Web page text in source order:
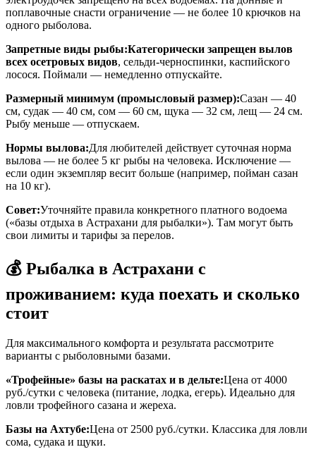
поплавочные снасти ограничение — не более 10 крючков на
одного рыболова.
Запретные виды рыбы:Категорически запрещен вылов
всех осетровых видов, сельди-черноспинки, каспийского
лосося. Поймали — немедленно отпускайте.
Размерный минимум (промысловый размер):Сазан — 40
см, судак — 40 см, сом — 60 см, щука — 32 см, лещ — 24 см.
Рыбу меньше — отпускаем.
Нормы вылова:Для любителей действует суточная норма
вылова — не более 5 кг рыбы на человека. Исключение —
если один экземпляр весит больше (например, пойман сазан
на 10 кг).
Совет:Уточняйте правила конкретного платного водоема
(«базы отдыха в Астрахани для рыбалки»). Там могут быть
свои лимиты и тарифы за перелов.
💰 Рыбалка в Астрахани с
проживанием: куда поехать и сколько
стоит
Для максимального комфорта и результата рассмотрите
варианты с рыболовными базами.
«Трофейные» базы на раскатах и в дельте:Цена от 4000
руб./сутки с человека (питание, лодка, егерь). Идеально для
ловли трофейного сазана и жереха.
Базы на Ахтубе:Цена от 2500 руб./сутки. Классика для ловли
сома, судака и щуки.